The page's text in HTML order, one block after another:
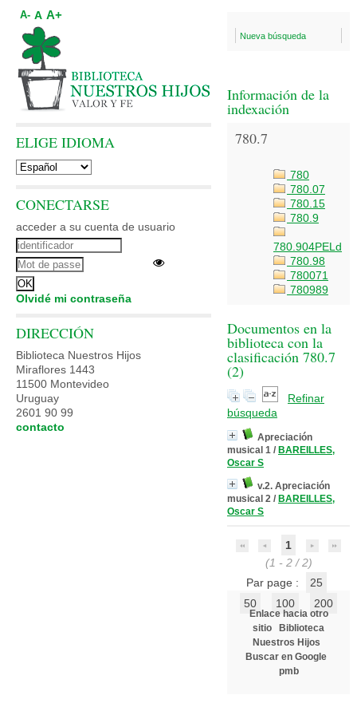
Nueva búsqueda
Información de la
indexación
780.7
780
780.07
780.15
780.9
780.904PELd
780.98
780071
780989
Documentos en la
biblioteca con la
clasificación 780.7
(2)
Refinar
búsqueda
Apreciación
musical 1 / BAREILLES,
Oscar S
v.2. Apreciación
musical 2 / BAREILLES,
Oscar S
1
(1 - 2 / 2)
Par page :
25
50
100 200
Enlace hacia otro
sitio
Biblioteca
Nuestros Hijos
Buscar en Google
pmb
A- A A+
ELIGE IDIOMA
CONECTARSE
acceder a su cuenta de usuario
Olvidé mi contraseña
DIRECCIÓN
Biblioteca Nuestros Hijos
Miraflores 1443
11500 Montevideo
Uruguay
2601 90 99
contacto